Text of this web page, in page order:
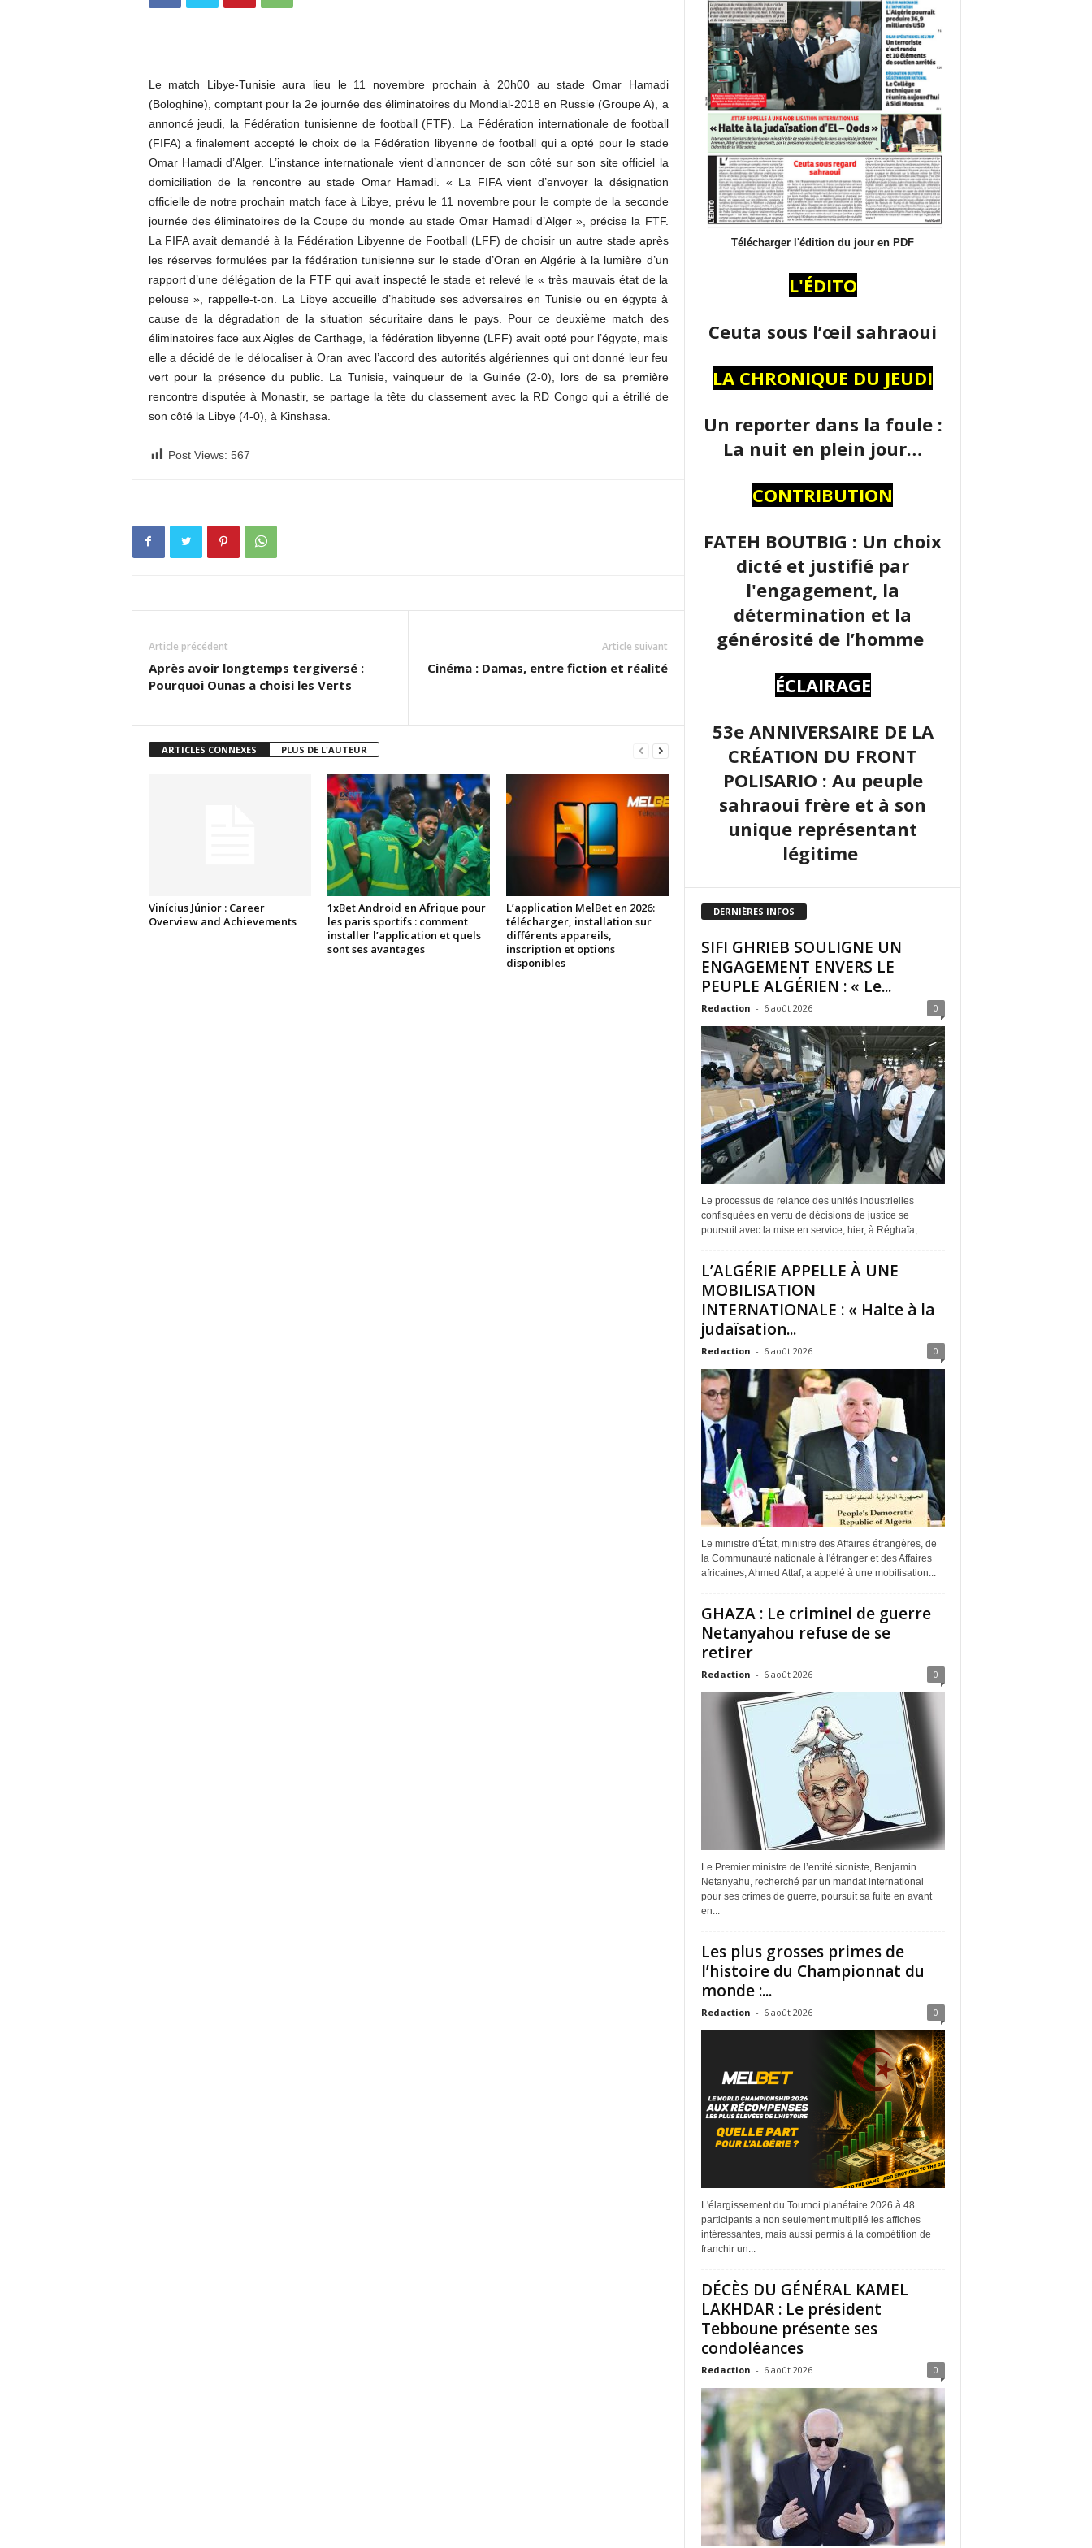
Le match Libye-Tunisie aura lieu le 11 novembre prochain à 20h00 au stade Omar Hamadi
(Bologhine), comptant pour la 2e journée des éliminatoires du Mondial-2018 en Russie (Groupe A), a
annoncé jeudi, la Fédération tunisienne de football (FTF). La Fédération internationale de football
(FIFA) a finalement accepté le choix de la Fédération libyenne de football qui a opté pour le stade
Omar Hamadi d’Alger. L’instance internationale vient d’annoncer de son côté sur son site officiel la
domiciliation de la rencontre au stade Omar Hamadi. « La FIFA vient d’envoyer la désignation
officielle de notre prochain match face à Libye, prévu le 11 novembre pour le compte de la seconde
journée des éliminatoires de la Coupe du monde au stade Omar Hamadi d’Alger », précise la FTF.
La FIFA avait demandé à la Fédération Libyenne de Football (LFF) de choisir un autre stade après
les réserves formulées par la fédération tunisienne sur le stade d’Oran en Algérie à la lumière d’un
rapport d’une délégation de la FTF qui avait inspecté le stade et relevé le « très mauvais état de la
pelouse », rappelle-t-on. La Libye accueille d’habitude ses adversaires en Tunisie ou en égypte à
cause de la dégradation de la situation sécuritaire dans le pays. Pour ce deuxième match des
éliminatoires face aux Aigles de Carthage, la fédération libyenne (LFF) avait opté pour l’égypte, mais
elle a décidé de le délocaliser à Oran avec l’accord des autorités algériennes qui ont donné leur feu
vert pour la présence du public. La Tunisie, vainqueur de la Guinée (2-0), lors de sa première
rencontre disputée à Monastir, se partage la tête du classement avec la RD Congo qui a étrillé de
son côté la Libye (4-0), à Kinshasa.
Post Views: 567
Article précédent
Après avoir longtemps tergiversé :
Pourquoi Ounas a choisi les Verts
Article suivant
Cinéma : Damas, entre fiction et réalité
ARTICLES CONNEXES PLUS DE L'AUTEUR
Vinícius Júnior : Career
Overview and Achievements
1xBet Android en Afrique pour
les paris sportifs : comment
installer l’application et quels
sont ses avantages
L’application MelBet en 2026:
télécharger, installation sur
différents appareils,
inscription et options
disponibles
Télécharger l'édition du jour en PDF
L'ÉDITO
Ceuta sous l’œil sahraoui
LA CHRONIQUE DU JEUDI
Un reporter dans la foule :
La nuit en plein jour…
CONTRIBUTION
FATEH BOUTBIG : Un choix
dicté et justifié par
l'engagement, la
détermination et la
générosité de l’homme
ÉCLAIRAGE
53e ANNIVERSAIRE DE LA
CRÉATION DU FRONT
POLISARIO : Au peuple
sahraoui frère et à son
unique représentant
légitime
DERNIÈRES INFOS
SIFI GHRIEB SOULIGNE UN
ENGAGEMENT ENVERS LE
PEUPLE ALGÉRIEN : « Le...
Redaction - 6 août 2026 0
Le processus de relance des unités industrielles
confisquées en vertu de décisions de justice se
poursuit avec la mise en service, hier, à Réghaïa,...
L’ALGÉRIE APPELLE À UNE
MOBILISATION
INTERNATIONALE : « Halte à la
judaïsation...
Redaction - 6 août 2026 0
Le ministre d'État, ministre des Affaires étrangères, de
la Communauté nationale à l'étranger et des Affaires
africaines, Ahmed Attaf, a appelé à une mobilisation...
GHAZA : Le criminel de guerre
Netanyahou refuse de se
retirer
Redaction - 6 août 2026 0
Le Premier ministre de l’entité sioniste, Benjamin
Netanyahu, recherché par un mandat international
pour ses crimes de guerre, poursuit sa fuite en avant
en...
Les plus grosses primes de
l’histoire du Championnat du
monde :...
Redaction - 6 août 2026 0
L'élargissement du Tournoi planétaire 2026 à 48
participants a non seulement multiplié les affiches
intéressantes, mais aussi permis à la compétition de
franchir un...
DÉCÈS DU GÉNÉRAL KAMEL
LAKHDAR : Le président
Tebboune présente ses
condoléances
Redaction - 6 août 2026 0